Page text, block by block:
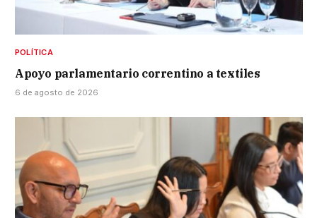
POLÍTICA
Apoyo parlamentario correntino a textiles
6 de agosto de 2026